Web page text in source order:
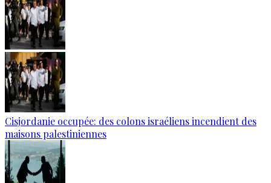
Cisjordanie occupée: des colons israéliens incendient des
maisons palestiniennes